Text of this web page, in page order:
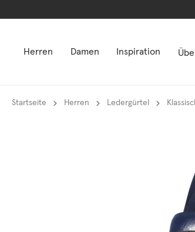
Herren Damen Inspiration
Startseite Herren Ledergürtel